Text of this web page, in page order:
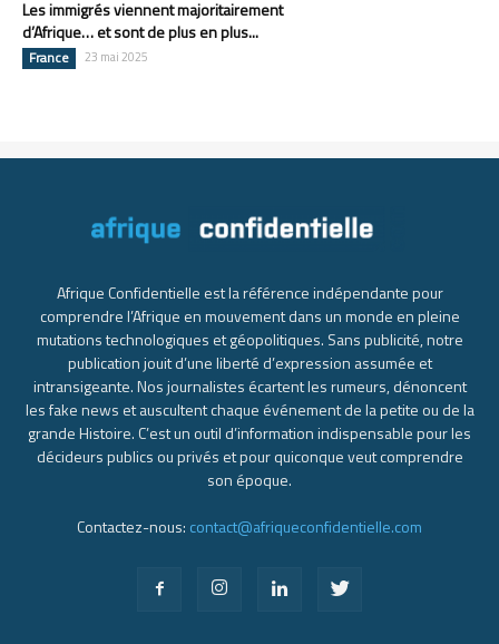
Les immigrés viennent majoritairement
d’Afrique… et sont de plus en plus...
France 23 mai 2025
Afrique Confidentielle est la référence indépendante pour
comprendre l’Afrique en mouvement dans un monde en pleine
mutations technologiques et géopolitiques. Sans publicité, notre
publication jouit d’une liberté d’expression assumée et
intransigeante. Nos journalistes écartent les rumeurs, dénoncent
les fake news et auscultent chaque événement de la petite ou de la
grande Histoire. C’est un outil d’information indispensable pour les
décideurs publics ou privés et pour quiconque veut comprendre
son époque.
Contactez-nous: contact@afriqueconfidentielle.com